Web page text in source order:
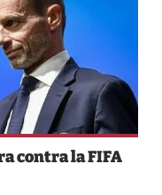
contra la FIFA